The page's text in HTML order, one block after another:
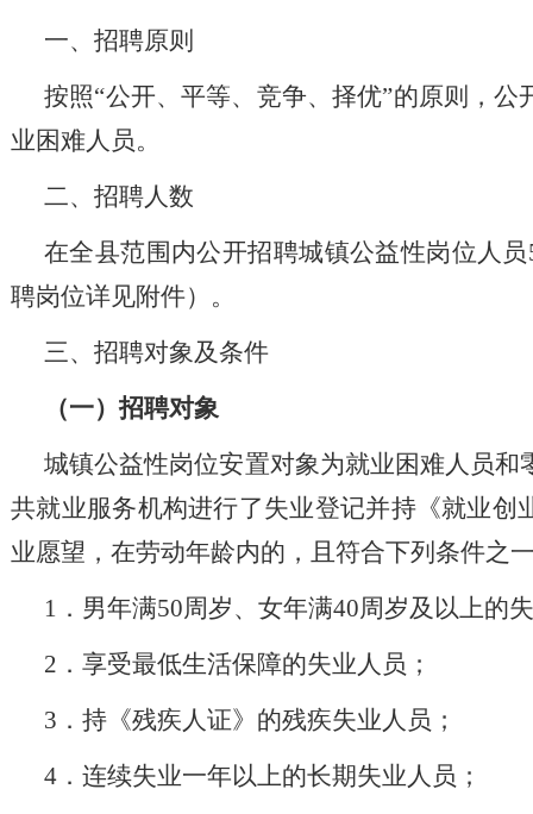
一、招聘原则
按照“公开、平等、竞争、择优”的原则，
业困难人员。
二、招聘人数
在全县范围内公开招聘城镇公益性岗位人员
聘岗位详见附件）。
三、招聘对象及条件
（一）招聘对象
城镇公益性岗位安置对象为就业困难人员和
共就业服务机构进行了失业登记并持《就业创
业愿望，在劳动年龄内的，且符合下列条件之
1．男年满50周岁、女年满40周岁及以上的
2．享受最低生活保障的失业人员；
3．持《残疾人证》的残疾失业人员；
4．连续失业一年以上的长期失业人员；